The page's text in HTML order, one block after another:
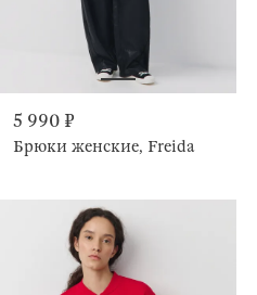
5 990 ₽
Брюки женские, Freida